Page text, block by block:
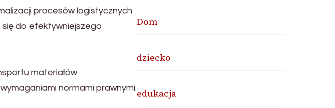
procesów logistycznych
się do efektywniejszego
materiałów
normami prawnymi.
Dom
dziecko
edukacja